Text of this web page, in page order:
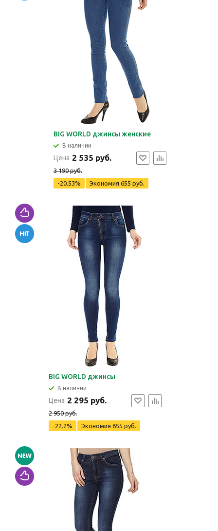
BIG WORLD джинсы женские
В наличии
Цена 2 535 руб.
3 190 руб.
-20.53%
Экономия 655 руб.
BIG WORLD джинсы
В наличии
Цена 2 295 руб.
2 950 руб.
-22.2%
Экономия 655 руб.